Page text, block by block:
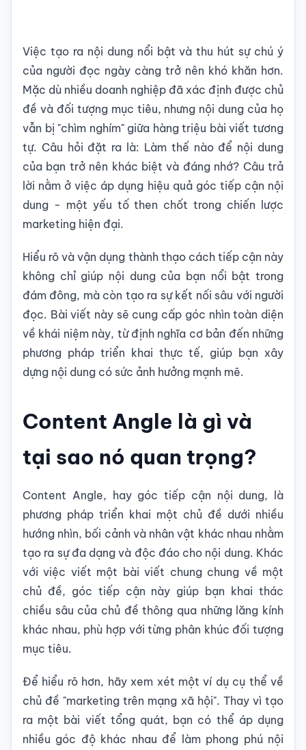
Việc tạo ra nội dung nổi bật và thu hút sự chú ý
của người đọc ngày càng trở nên khó khăn hơn.
Mặc dù nhiều doanh nghiệp đã xác định được chủ
đề và đối tượng mục tiêu, nhưng nội dung của họ
vẫn bị "chìm nghím" giữa hàng triệu bài viết tương
tự. Câu hỏi đặt ra là: Làm thế nào để nội dung
của bạn trở nên khác biệt và đáng nhớ? Câu trả
lời nằm ở việc áp dụng hiệu quả góc tiếp cận nội
dung - một yếu tố then chốt trong chiến lược
marketing hiện đại.
Hiểu rõ và vận dụng thành thạo cách tiếp cận này
không chỉ giúp nội dung của bạn nổi bật trong
đám đông, mà còn tạo ra sự kết nối sâu với người
đọc. Bài viết này sẽ cung cấp góc nhìn toàn diện
về khái niệm này, từ định nghĩa cơ bản đến những
phương pháp triển khai thực tế, giúp bạn xây
dựng nội dung có sức ảnh hưởng mạnh mẽ.
Content Angle là gì và
tại sao nó quan trọng?
Content Angle, hay góc tiếp cận nội dung, là
phương pháp triển khai một chủ đề dưới nhiều
hướng nhìn, bối cảnh và nhân vật khác nhau nhằm
tạo ra sự đa dạng và độc đáo cho nội dung. Khác
với việc viết một bài viết chung chung về một
chủ đề, góc tiếp cận này giúp bạn khai thác
chiều sâu của chủ đề thông qua những lăng kính
khác nhau, phù hợp với từng phân khúc đối tượng
mục tiêu.
Để hiểu rõ hơn, hãy xem xét một ví dụ cụ thể về
chủ đề "marketing trên mạng xã hội". Thay vì tạo
ra một bài viết tổng quát, bạn có thể áp dụng
nhiều góc độ khác nhau để làm phong phú nội